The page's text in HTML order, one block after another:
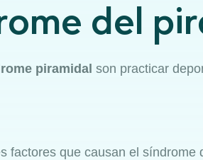
del
piramidal son practicar
factores que causan el